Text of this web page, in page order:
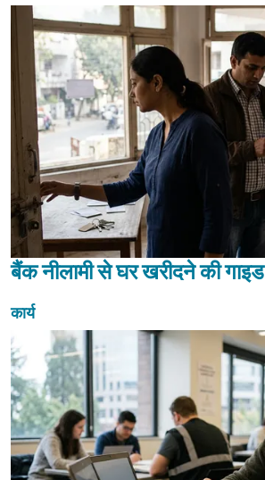
बैंक नीलामी से घर खरीदने की गाइड
कार्य